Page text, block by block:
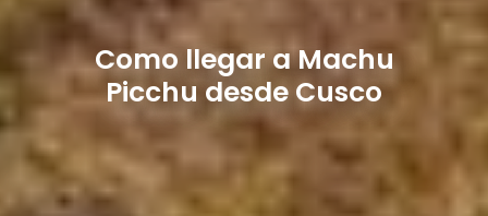
Como llegar a Machu
Picchu desde Cusco